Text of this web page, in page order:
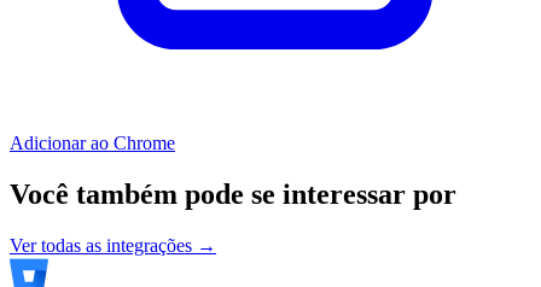
Adicionar ao Chrome
Você também pode se interessar por
Ver todas as integrações →